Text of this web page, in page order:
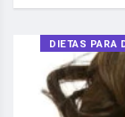
DIETAS PARA